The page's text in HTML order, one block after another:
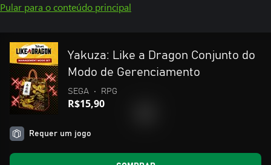
Pular para o conteúdo principal
Yakuza: Like a Dragon Conjunto do
Modo de Gerenciamento
SEGA • RPG
R$15,90
Requer um jogo